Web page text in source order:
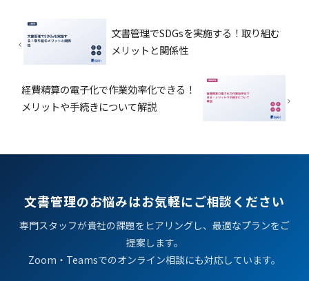
文書管理でSDGsを実施する！取り組む
メリットと関係性
経費精算の電子化で作業効率化できる！
メリットや手続きについて解説
文書管理のお悩みはお気軽にご相談ください
専門スタッフが貴社の課題をヒアリングし、最適なプランをご
提案します。
Zoom・Teamsでのオンライン相談にも対応しています。